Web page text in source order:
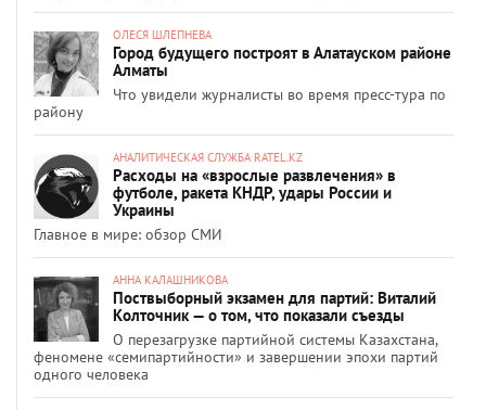
ОЛЕСЯ ШЛЕПНЕВА
Город будущего построят в Алатауском районе
Алматы
Что увидели журналисты во время пресс-тура по
району
АНАЛИТИЧЕСКАЯ СЛУЖБА RATEL.KZ
Расходы на «взрослые развлечения» в
футболе, ракета КНДР, удары России и
Украины
Главное в мире: обзор СМИ
АННА КАЛАШНИКОВА
Поствыборный экзамен для партий: Виталий
Колточник — о том, что показали съезды
О перезагрузке партийной системы Казахстана,
феномене «семипартийности» и завершении эпохи партий
одного человека